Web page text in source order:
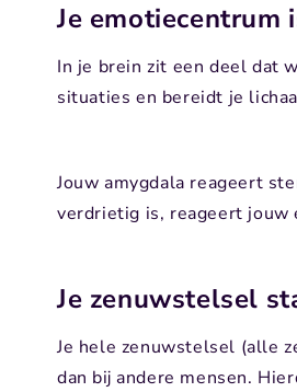
Je emotiecentrum
In je brein zit een deel dat
situaties en bereidt je
Jouw amygdala reageert
verdrietig is, reageert jouw
Je zenuwstelsel
Je hele zenuwstelsel (alle
dan bij andere mensen.